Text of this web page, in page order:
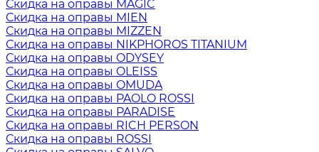
Скидка на оправы MAGIC
Скидка на оправы MIEN
Скидка на оправы MIZZEN
Скидка на оправы NIKPHOROS TITANIUM
Скидка на оправы ODYSEY
Скидка на оправы OLEISS
Скидка на оправы OMUDA
Скидка на оправы PAOLO ROSSI
Скидка на оправы PARADISE
Скидка на оправы RICH PERSON
Скидка на оправы ROSSI